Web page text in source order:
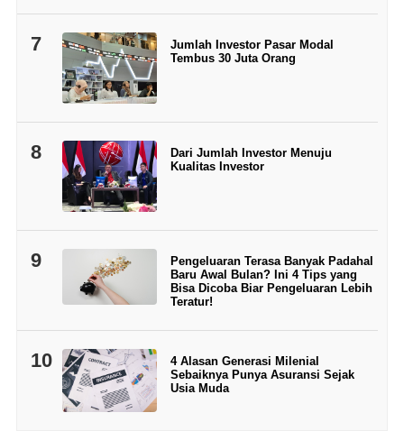
7
Jumlah Investor Pasar Modal
Tembus 30 Juta Orang
8
Dari Jumlah Investor Menuju
Kualitas Investor
9
Pengeluaran Terasa Banyak Padahal
Baru Awal Bulan? Ini 4 Tips yang
Bisa Dicoba Biar Pengeluaran Lebih
Teratur!
10
4 Alasan Generasi Milenial
Sebaiknya Punya Asuransi Sejak
Usia Muda